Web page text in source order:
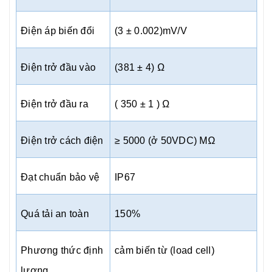
Điện áp biến đổi (3 ± 0.002)mV/V
Điện trở đầu vào (381 ± 4) Ω
Điện trở đầu ra ( 350 ± 1 ) Ω
Điện trở cách điện ≥ 5000 (ở 50VDC) MΩ
Đạt chuẩn bảo vệ IP67
Quá tải an toàn 150%
Phương thức định
cảm biến từ (load cell)